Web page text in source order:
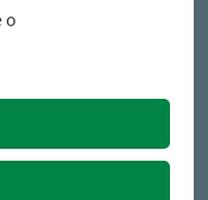
devoluções
de pagamento
o